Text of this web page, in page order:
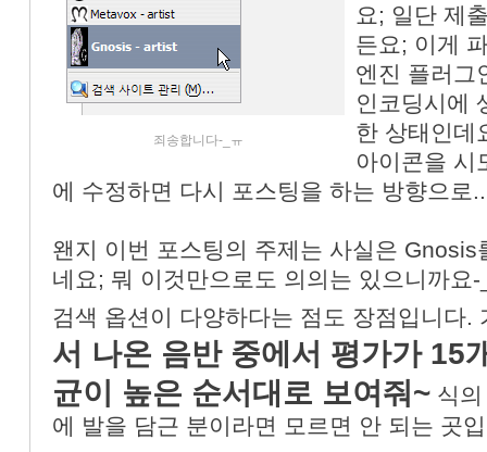
죄송합니다-_ㅠ
요; 일단 제
든요; 이게
엔진 플러그
인코딩시에
한 상태인데
아이콘을 시
에 수정하면 다시 포스팅을 하는 방향으로
왠지 이번 포스팅의 주제는 사실은
네요; 뭐 이것만으로도 의의는 있으니까요
검색 옵션이 다양하다는 점도 장점입니다.
서 나온 음반 중에서 평가가 15
균이 높은 순서대로 보여줘~식의
에 발을 담근 분이라면 모르면 안 되는 곳